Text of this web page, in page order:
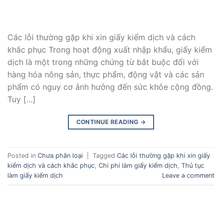
Các lỗi thường gặp khi xin giấy kiểm dịch và cách
khắc phục Trong hoạt động xuất nhập khẩu, giấy kiểm
dịch là một trong những chứng từ bắt buộc đối với
hàng hóa nông sản, thực phẩm, động vật và các sản
phẩm có nguy cơ ảnh hưởng đến sức khỏe cộng đồng.
Tuy […]
CONTINUE READING →
Posted in Chưa phân loại Tagged Các lỗi thường gặp khi xin giấy
kiểm dịch và cách khắc phục Chi phí làm giấy kiểm dịch Thủ tục
làm giấy kiểm dịch
Leave a comment